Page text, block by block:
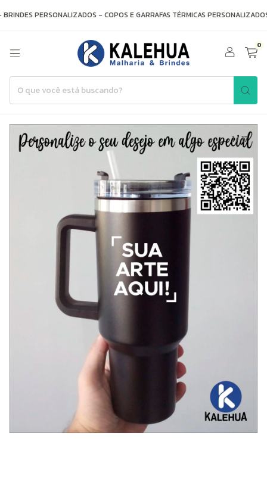
PERSONALIZADOS - COPOS E GARRAFAS TÉRMICAS PERSONALIZADOS
0
1/17